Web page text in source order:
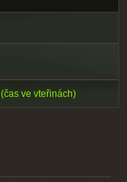
(čas ve vteřinách)